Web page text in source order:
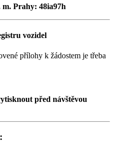
Prahy: 48ia97h
vozidel
přílohy k žádostem je třeba
před návštěvou